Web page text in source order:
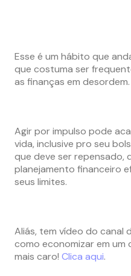
Esse é um hábito que
que costuma ser
as finanças em desordem.
Agir por impulso pode
vida, inclusive pro seu
que deve ser repensado,
planejamento financeiro
seus limites.
Aliás, tem vídeo do canal
como economizar em um
mais caro! Clica aqui.